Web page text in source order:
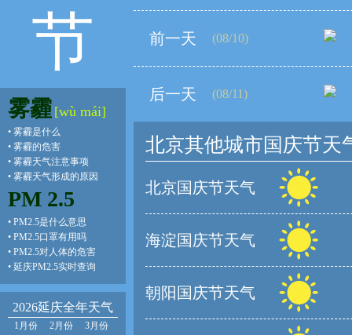
节
雾霾 [wù mái]
• 雾霾是什么
• 雾霾的危害
• 雾霾天气注意事项
• 雾霾天气形成的原因
PM 2.5
• PM2.5是什么意思
• PM2.5口罩有用吗
• PM2.5对人体的危害
• 延庆PM2.5实时查询
2026延庆全年天气
1月份 2月份
3月份
前一天 (08/10)
后一天 (08/11)
北京其他城市国庆节天
北京国庆节天气
海淀国庆节天气
朝阳国庆节天气